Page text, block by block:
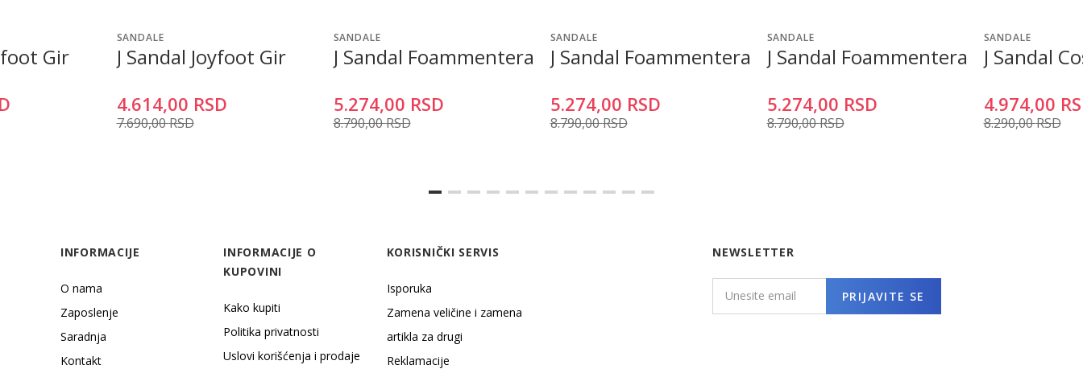
Gir
SANDALE
J Sandal Joyfoot Gir
4.614,00 RSD
7.690,00RSD
SANDALE
J Sandal Foammentera
5.274,00 RSD
8.790,00RSD
SANDALE
J Sandal Foammentera
5.274,00 RSD
8.790,00RSD
SANDALE
J Sandal Foammentera
5.274,00 RSD
8.790,00RSD
SANDALE
J Sandal
4.974,00
8.290,00RSD
INFORMACIJE
O nama
Zaposlenje
Saradnja
Kontakt
INFORMACIJE O
KUPOVINI
Kako kupiti
Politika privatnosti
Uslovi korišćenja i prodaje
KORISNIČKI SERVIS
Isporuka
Zamena veličine i zamena
artikla za drugi
Reklamacije
NEWSLETTER
PRIJAVITE SE